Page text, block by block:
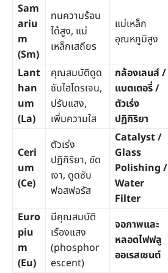
Sam
ariu
m
(Sm)
ทนความร้อน
ได้สูง, แม่
เหล็กเสถียร
แม่เหล็ก
อุณหภูมิสูง
Lant
han
um
(La)
คุณสมบัติดูด
ซับไฮโดรเจน,
ปรับแสง,
เพิ่มความใส
กล้องเลนส์ /
แบตเตอรี่ /
ตัวเร่ง
ปฏิกิริยา
Ceri
um
(Ce)
ตัวเร่ง
ปฏิกิริยา, ขัด
เงา, ดูดซับ
ฟอสฟอรัส
Catalyst /
Glass
Polishing /
Water
Filter
Euro
piu
m
(Eu)
มีคุณสมบัติ
เรืองแสง
(phosphor
escent)
จอภาพและ
หลอดไฟฟลู
ออเรสเซนต์